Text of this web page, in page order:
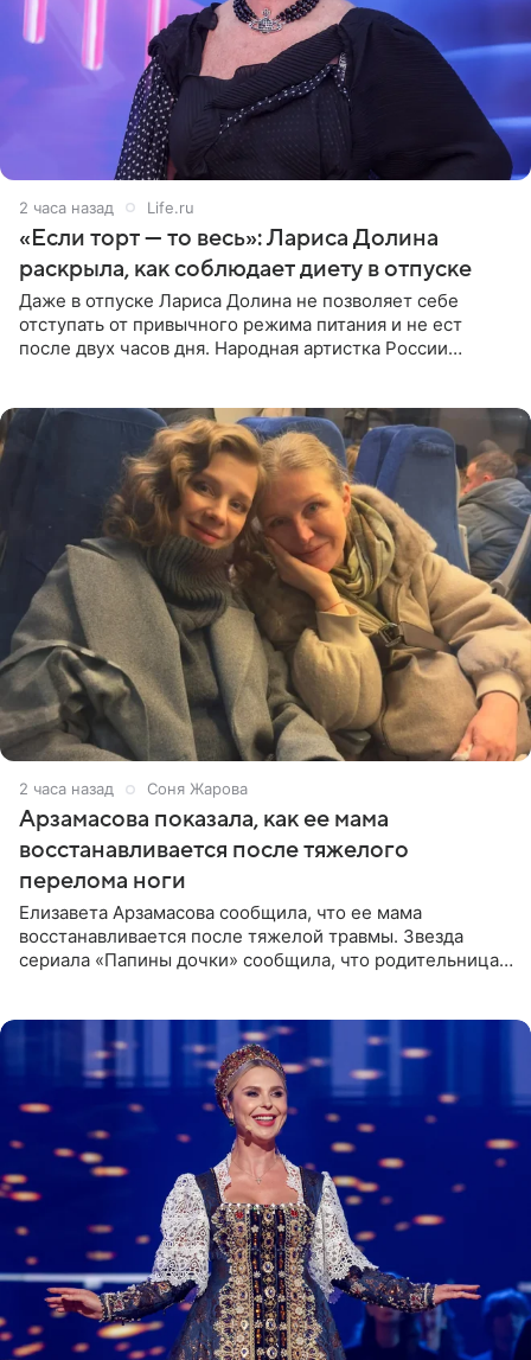
2 часа назад Life.ru
«Если торт — то весь»: Лариса Долина
раскрыла, как соблюдает диету в отпуске
Даже в отпуске Лариса Долина не позволяет себе
отступать от привычного режима питания и не ест
после двух часов дня. Народная артистка России
2 часа назад Соня Жарова
Арзамасова показала, как ее мама
восстанавливается после тяжелого
перелома ноги
Елизавета Арзамасова сообщила, что ее мама
восстанавливается после тяжелой травмы. Звезда
сериала «Папины дочки» сообщила, что родительница